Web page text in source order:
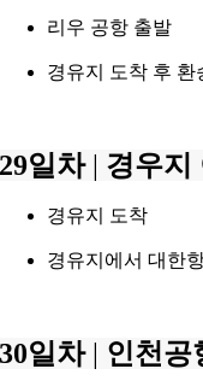
리우 공항 출발
경유지 도착 후 환
29일차 | 경우지
경유지 도착
경유지에서 대한
30일차 | 인천공